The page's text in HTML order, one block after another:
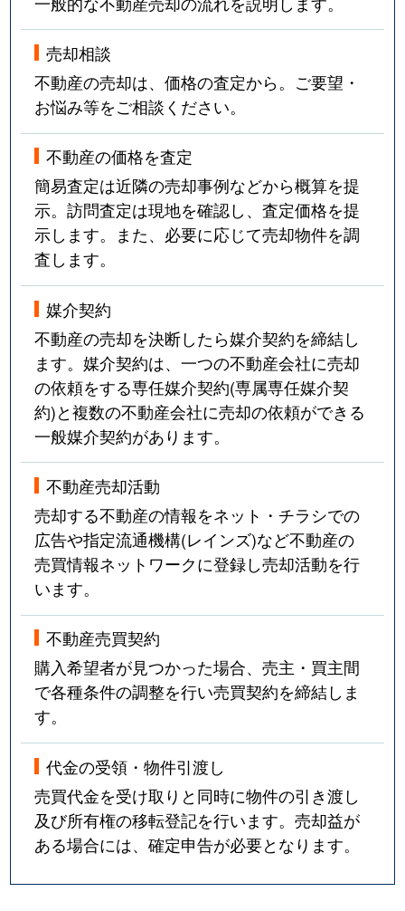
売却相談
不動産の売却は、価格の査定から。ご要望・
お悩み等をご相談ください。
不動産の価格を査定
簡易査定は近隣の売却事例などから概算を提
示。訪問査定は現地を確認し、査定価格を提
示します。また、必要に応じて売却物件を調
査します。
媒介契約
不動産の売却を決断したら媒介契約を締結し
ます。媒介契約は、一つの不動産会社に売却
の依頼をする専任媒介契約(専属専任媒介契
約)と複数の不動産会社に売却の依頼ができる
一般媒介契約があります。
不動産売却活動
売却する不動産の情報をネット・チラシでの
広告や指定流通機構(レインズ)など不動産の
売買情報ネットワークに登録し売却活動を行
います。
不動産売買契約
購入希望者が見つかった場合、売主・買主間
で各種条件の調整を行い売買契約を締結しま
す。
代金の受領・物件引渡し
売買代金を受け取りと同時に物件の引き渡し
及び所有権の移転登記を行います。売却益が
ある場合には、確定申告が必要となります。